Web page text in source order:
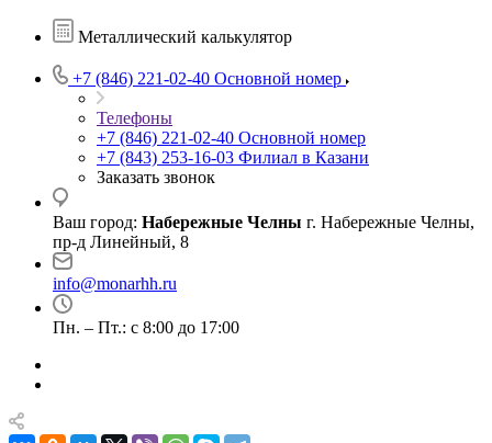
Металлический калькулятор
+7 (846) 221-02-40 Основной номер
Телефоны
+7 (846) 221-02-40 Основной номер
+7 (843) 253-16-03 Филиал в Казани
Заказать звонок
Ваш город: Набережные Челны г. Набережные Челны,
пр-д Линейный, 8
info@monarhh.ru
Пн. – Пт.: с 8:00 до 17:00